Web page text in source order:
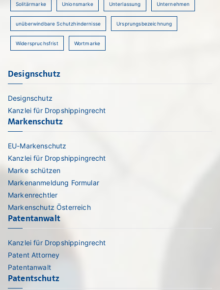
Solitärmarke Unionsmarke Unterlassung Unternehmen
unüberwindbare Schutzhindernisse Ursprungsbezeichnung
Widerspruchsfrist Wortmarke
Designschutz
Designschutz
Kanzlei für Dropshippingrecht
Markenschutz
EU-Markenschutz
Kanzlei für Dropshippingrecht
Marke schützen
Markenanmeldung Formular
Markenrechtler
Markenschutz Österreich
Patentanwalt
Kanzlei für Dropshippingrecht
Patent Attorney
Patentanwalt
Patentschutz